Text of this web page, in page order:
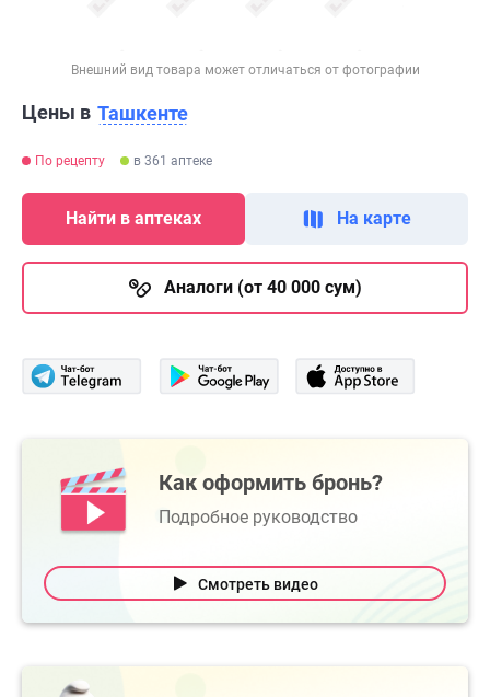
Внешний вид товара может отличаться от фотографии
Цены в Ташкенте
По рецепту в 361 аптеке
Найти в аптеках На карте
Аналоги (от 40 000 сум)
Как оформить бронь?
Подробное руководство
Смотреть видео